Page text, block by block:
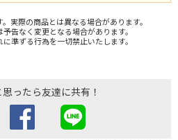
実際の商品とは異なる場合があります。
告なく変更となる場合があります。
準ずる行為を一切禁止いたします。
思ったら友達に共有！